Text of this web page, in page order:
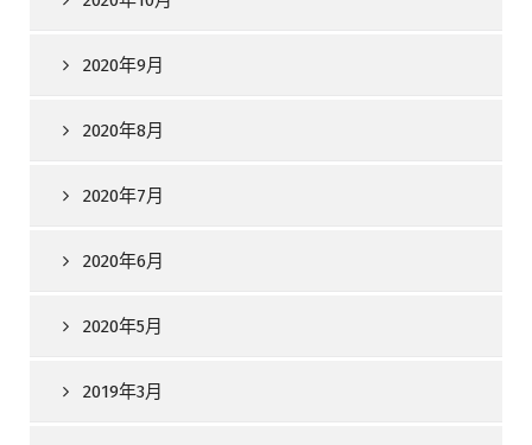
2020年9月
2020年8月
2020年7月
2020年6月
2020年5月
2019年3月